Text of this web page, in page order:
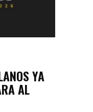
YA
AL